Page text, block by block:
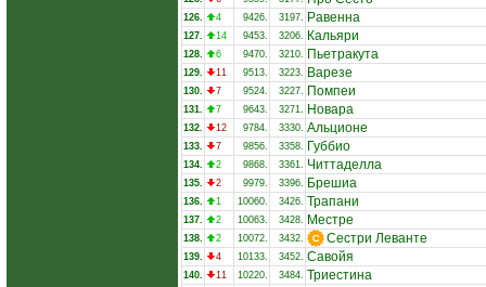
126. 4 9426. 3197. Равенна
127. 14 9453. 3206. Кальяри
128. 6 9470. 3210. Пьетракута
129. 11 9513. 3223. Варезе
130. 7 9524. 3227. Помпеи
131. 7 9643. 3271. Новара
132. 12 9784. 3330. Альционе
133. 7 9856. 3358. Губбио
134. 2 9868. 3361. Читтаделла
135. 2 9979. 3396. Брешиа
136. 1 10060. 3426. Трапани
137. 2 10063. 3428. Местре
138. 2 10072. 3432. Сестри Леванте
139. 4 10133. 3452. Савойя
140. 11 10220. 3484. Триестина